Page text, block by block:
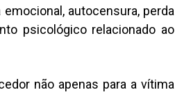
autocensura, perda
psicológico relacionado ao
não apenas para a vítima